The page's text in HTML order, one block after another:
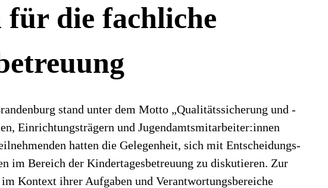
für die fachliche
stand unter dem Motto „Qualitätssicherung und -
Einrichtungsträgern und Jugendamtsmitarbeiter:innen
hatten die Gelegenheit, sich mit Entscheidungs-
im Bereich der Kindertagesbetreuung zu diskutieren. Zur
Kontext ihrer Aufgaben und Verantwortungsbereiche